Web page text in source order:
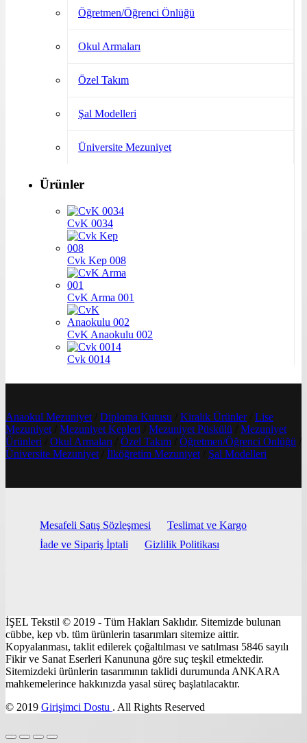
Öğretmen/Öğrenci Önlüğü
Okul Armaları
Özel Takım
Şal Modelleri
Üniversite Mezuniyet
Ürünler
CvK 0034
Cvk Kep 008
CvK Arma 001
CvK Anaokulu 002
Cvk 0014
Anaokul Mezuniyet Diploma Kutusu Kiralık Ürünler/ Lise
Mezuniyet
Mezuniyet Kepleri Mezuniyet Püskülü
Mezuniyet
Ürünleri
Okul Armaları Özel Takım Öğretmen/Öğrenci Önlüğü
Üniversite Mezuniyet
İlköğretim Mezuniyet Şal Modelleri
Mesafeli Satış Sözleşmesi
Teslimat ve Kargo
İade ve Sipariş İptali
Gizlilik Politikası
İŞEL Tekstil © 2019 - Tüm Hakları Saklıdır. Sitemizde bulunan
cübbe, kep vb. tüm ürünlerin tasarımları sitemize aittir.
Kopyalanması, taklit edilerek çoğaltılması ve satılması 5846 sayılı
Fikir ve Sanat Eserleri Kanununa göre suç teşkil etmektedir.
Sitemizdeki ürünlerin tasarımının taklidi durumunda ANKARA
mahkemelerince hakkınızda yasal süreç başlatılacaktır.
© 2019 Girişimci Dostu . All Rights Reserved